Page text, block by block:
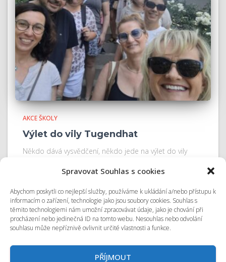
Spravovat Souhlas s cookies
Abychom poskytli co nejlepší služby, používáme k ukládání a/nebo přístupu k
informacím o zařízení, technologie jako jsou soubory cookies. Souhlas s
těmito technologiemi nám umožní zpracovávat údaje, jako je chování při
procházení nebo jedinečná ID na tomto webu. Nesouhlas nebo odvolání
souhlasu může nepříznivě ovlivnit určité vlastnosti a funkce.
PŘÍJMOUT
AKCE ŠKOLY
Výlet do vily Tugendhat
Někdo dává vysvědčení, někdo jede na výlet do vily
předávání vysvědčení, ostatní vyrazili na společný výlet.
s.r.o.